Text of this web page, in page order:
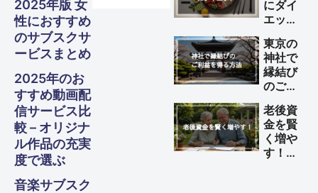
2025年版 女
性におすすめ
のサブスクサ
ービスまとめ
2025年のお
すすめ動画配
信サービス比
較 – オリジナ
ル作品の充実
度で選ぶ
音楽サブスク
させる
方法
にダイ
エット
法
東京の
神社で
縁結び
のご利
る方法
老後資
金を賢
く増や
す！